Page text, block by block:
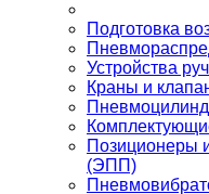
Подготовка
Устройства
Краны и
Позиционеры
(ЭПП)